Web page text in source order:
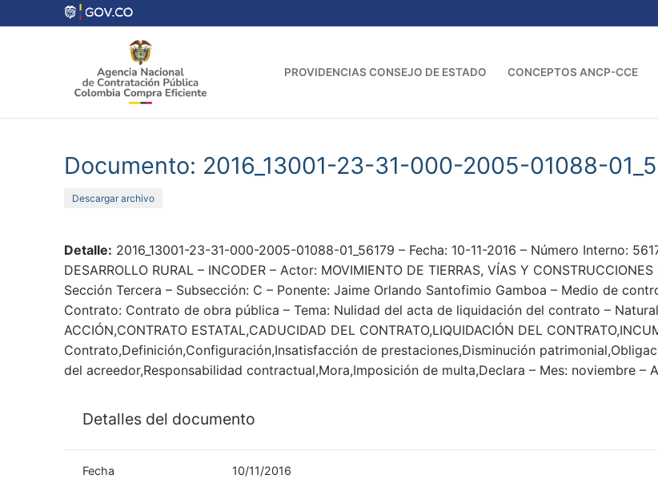
al
PROVIDENCIAS CONSEJO DE ESTADO CONCEPTOS ANCP-CCE
Documento: 2016_13001-23-31-000-2005-01088-
Descargar archivo
Detalle: 2016_13001-23-31-000-2005-01088-01_56179 – Fecha: 10-11-2016 – Número Interno:
DESARROLLO RURAL – INCODER – Actor: MOVIMIENTO DE TIERRAS, VÍAS Y
Sección Tercera – Subsección: C – Ponente: Jaime Orlando Santofimio Gamboa – Medio de
Contrato: Contrato de obra pública – Tema: Nulidad del acta de liquidación del contrato –
ACCIÓN,CONTRATO ESTATAL,CADUCIDAD DEL CONTRATO,LIQUIDACIÓN DEL
Contrato,Definición,Configuración,Insatisfacción de prestaciones,Disminución
del acreedor,Responsabilidad contractual,Mora,Imposición de multa,Declara – Mes: noviembre –
Detalles del documento
Fecha 10/11/2016